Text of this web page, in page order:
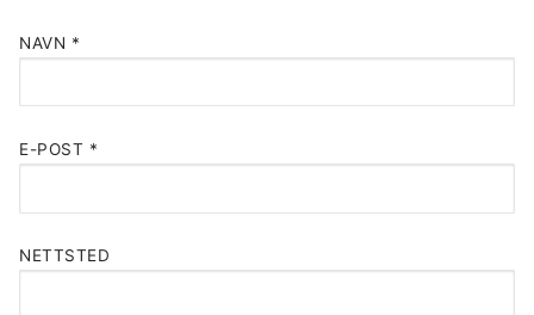
NAVN *
E-POST *
NETTSTED